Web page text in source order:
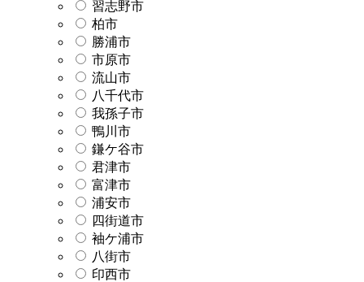
習志野市
柏市
勝浦市
市原市
流山市
八千代市
我孫子市
鴨川市
鎌ケ谷市
君津市
富津市
浦安市
四街道市
袖ケ浦市
八街市
印西市